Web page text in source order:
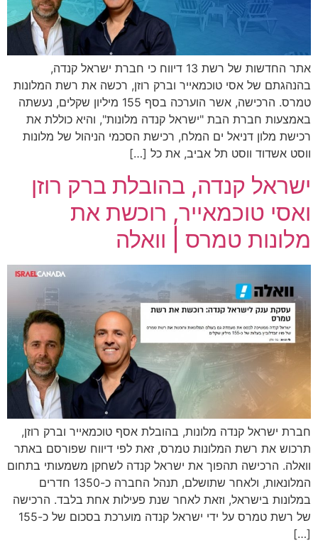
אתר החדשות של רשת 13 דיווח כי חברת ישראל קנדה,
בהנהגתם של אסי טוכמאייר וברק רוזן, רכשה את רשת המלונות
טמרס. הרכישה, אשר הוערכה בסף 155 מיליון שקלים, נעשתה
באמצעות חברת הבת "ישראל קנדה מלונות", והיא כוללת את
רכישת מלון דניאל ים המלח, רכישת הסכמי הניהול של מלונות
ווסט אשדוד ווסט תל אביב, את כל […]
ישראל קנדה, בהובלת ברק רוזן
ואסי טוכמאייר, רוכשת את
מלונות טמרס | וואלה
חברת ישראל קנדה מלונות, בהובלת אסף טוכמאייר וברק רוזן,
תרכוש את רשת המלונות טמרס, זאת לפי דיווח שפורסם באתר
וואלה. הרכישה תהפוך את ישראל קנדה לשחקן משמעותי בתחום
המלונאות, ולאחר שתושלם, תנהל החברה כ-1350 חדרים
במלונות בישראל, וזאת לאחר שנת פעילות אחת בלבד. הרכישה
של רשת טמרס על ידי ישראל קנדה מוערכת בסכום של כ-155
[…]